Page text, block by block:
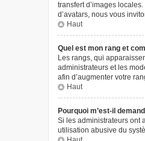
transfert d’images
d’avatars, nous vous
Haut
Quel est mon rang et
Les rangs, qui
administrateurs et les
afin d’augmenter votre
Haut
Pourquoi m’est-il
Si les administrateurs ont
utilisation abusive du